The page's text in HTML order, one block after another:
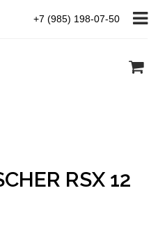
+7 (985) 198-07-50
RSX 12